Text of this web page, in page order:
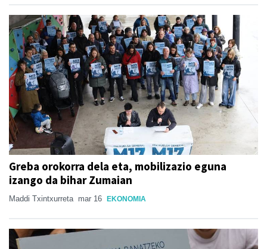
Greba orokorra dela eta, mobilizazio eguna
izango da bihar Zumaian
Maddi Txintxurreta mar 16 EKONOMIA